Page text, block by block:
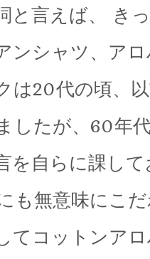
と言えば、 き
ンシャツ、ア
は20代の頃、
したが、60年
を自らに課し
も無意味にこ
てコットンア